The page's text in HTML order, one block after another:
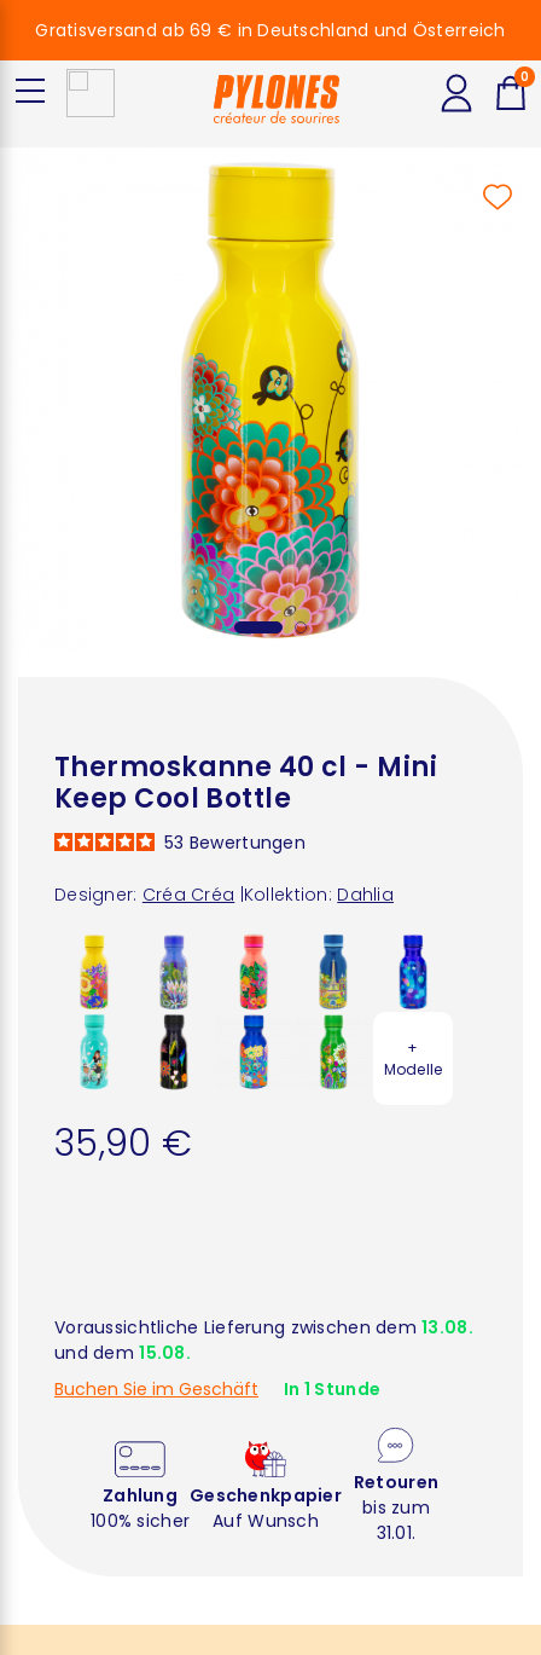
Thermoskanne 40 cl - Mini
Keep Cool Bottle
Designer: Créa Créa Kollektion: Dahlia
53 Bewertungen
+
Modelle
35,90 €
Voraussichtliche Lieferung zwischen dem13.08.
und dem15.08.
Buchen Sie im Geschäft
In 1 Stunde
Zahlung
100% sicher
Geschenkpapier
Auf Wunsch
Retouren
bis zum
31.01.
Gratisversand ab 69 € in Deutschland und Österreich
0